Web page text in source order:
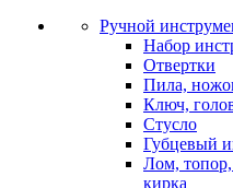
Ручной
Набор
Отвертки
Пила,
Ключ,
Стусло
Губцевый
Лом, топор,
кирка